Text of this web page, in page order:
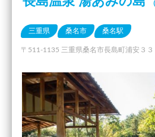
三重県 桑名市 桑名駅
〒511-1135 三重県桑名市長島町浦安３３